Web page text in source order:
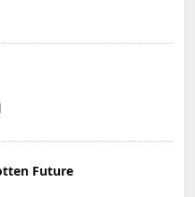
Future